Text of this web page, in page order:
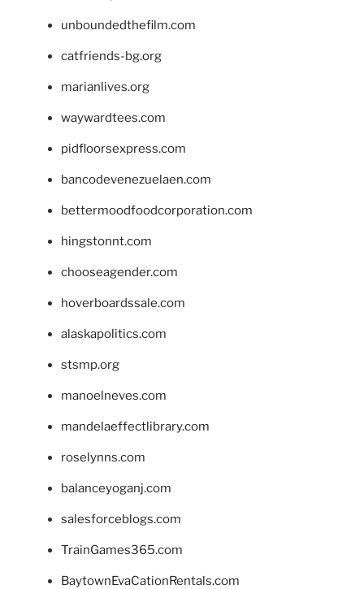
unboundedthefilm.com
catfriends-bg.org
marianlives.org
waywardtees.com
pidfloorsexpress.com
bancodevenezuelaen.com
bettermoodfoodcorporation.com
hingstonnt.com
chooseagender.com
hoverboardssale.com
alaskapolitics.com
stsmp.org
manoelneves.com
mandelaeffectlibrary.com
roselynns.com
balanceyoganj.com
salesforceblogs.com
TrainGames365.com
BaytownEvaCationRentals.com